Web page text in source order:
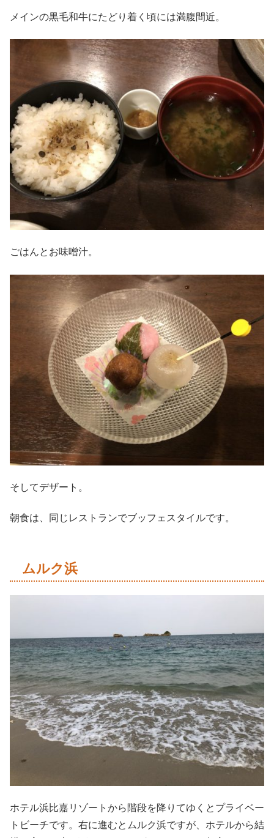
メインの黒毛和牛にたどり着く頃には満腹間近。
ごはんとお味噌汁。
そしてデザート。
朝食は、同じレストランでブッフェスタイルです。
ムルク浜
ホテル浜比嘉リゾートから階段を降りてゆくとプライベー
トビーチです。右に進むとムルク浜ですが、ホテルから結